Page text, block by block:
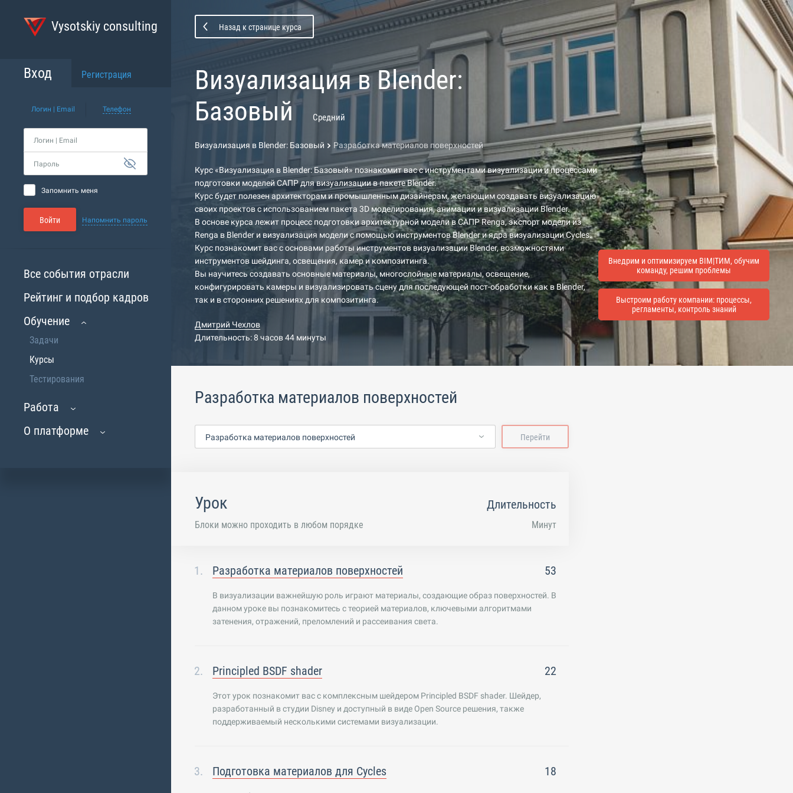
Vysotskiy consulting
Вход Регистрация
Логин | Email Телефон
Логин | Email
Пароль
Запомнить меня
Войти Напомнить пароль
Все события отрасли
Рейтинг и подбор кадров
Обучение
Задачи
Курсы
Тестирования
Работа
О платформе
Назад к странице курса
Визуализация в Blender:
Базовый
Средний
Визуализация в Blender: Базовый Разработка материалов поверхностей
Курс «Визуализация в Blender: Базовый» познакомит вас с инструментами визуализации и процессами
подготовки моделей САПР для визуализации в пакете Blender.
Курс будет полезен архитекторам и промышленным дизайнерам, желающим создавать визуализацию
своих проектов с использованием пакета 3D моделирования, анимации и визуализации Blender.
В основе курса лежит процесс подготовки архитектурной модели в САПР Renga, экспорт модели из
Renga в Blender и визуализация модели с помощью инструментов Blender и ядра визуализации Cycles.
Курс познакомит вас с основами работы инструментов визуализации Blender, возможностями
инструментов шейдинга, освещения, камер и композитинга.
Вы научитесь создавать основные материалы, многослойные материалы, освещение,
конфигурировать камеры и визуализировать сцену для последующей пост-обработки как в Blender,
так и в сторонних решениях для композитинга.
Дмитрий Чехлов
Длительность: 8 часов 44 минуты
Внедрим и оптимизируем BIM|ТИМ, обучим
команду, решим проблемы
Выстроим работу компании: процессы,
регламенты, контроль знаний
Разработка материалов поверхностей
Разработка материалов поверхностей Перейти
Урок
Блоки можно проходить в любом порядке
Длительность
Минут
Разработка материалов поверхностей 53
В визуализации важнейшую роль играют материалы, создающие образ поверхностей. В
данном уроке вы познакомитесь с теорией материалов, ключевыми алгоритмами
затенения, отражений, преломлений и рассеивания света.
Principled BSDF shader 22
Этот урок познакомит вас с комплексным шейдером Principled BSDF shader. Шейдер,
разработанный в студии Disney и доступный в виде Open Source решения, также
поддерживаемый несколькими системами визуализации.
Подготовка материалов для Cycles 18